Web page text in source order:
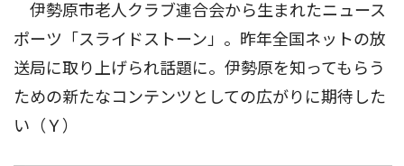
伊勢原市老人クラブ連合会から生まれたニュース
ポーツ「スライドストーン」。昨年全国ネットの放
送局に取り上げられ話題に。伊勢原を知ってもらう
ための新たなコンテンツとしての広がりに期待した
い（Ｙ）